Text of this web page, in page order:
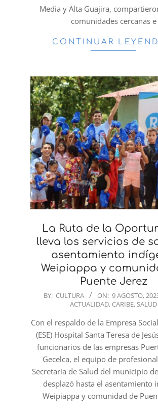
Media y Alta Guajira,
comunidades cercanas e
CONTINUAR
La Ruta de la
lleva los servicios de
asentamiento
Weipiappa y
Puente Jerez
2023-
09
BY: CULTURA ON: 9 AGOSTO,
ACTUALIDAD, CARIBE,SALUD
Con el respaldo de la Empresa
(ESE) Hospital Santa Teresa de
funcionarios de las empresas
Gecelca, el equipo de
Secretaría de Salud del municipio
desplazó hasta el asentamiento
Weipiappa y comunidad de